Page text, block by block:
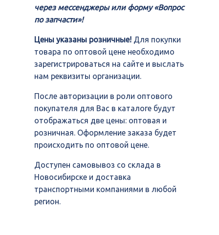
через мессенджеры или форму «Вопрос
по запчасти»!
Цены указаны розничные! Для покупки
товара по оптовой цене необходимо
зарегистрироваться на сайте и выслать
нам реквизиты организации.
После авторизации в роли оптового
покупателя для Вас в каталоге будут
отображаться две цены: оптовая и
розничная. Оформление заказа будет
происходить по оптовой цене.
Доступен самовывоз со склада в
Новосибирске и доставка
транспортными компаниями в любой
регион.